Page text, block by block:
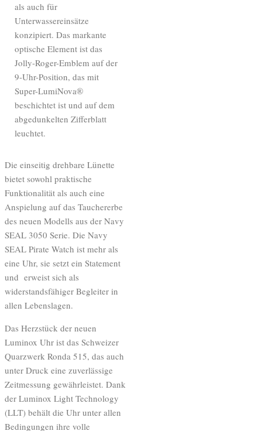
als auch für
Unterwassereinsätze
konzipiert. Das markante
optische Element ist das
Jolly-Roger-Emblem auf der
9-Uhr-Position, das mit
Super-LumiNova®
beschichtet ist und auf dem
abgedunkelten Zifferblatt
leuchtet.
Die einseitig drehbare Lünette
bietet sowohl praktische
Funktionalität als auch eine
Anspielung auf das Tauchererbe
des neuen Modells aus der Navy
SEAL 3050 Serie. Die Navy
SEAL Pirate Watch ist mehr als
eine Uhr, sie setzt ein Statement
und erweist sich als
widerstandsfähiger Begleiter in
allen Lebenslagen.
Das Herzstück der neuen
Luminox Uhr ist das Schweizer
Quarzwerk Ronda 515, das auch
unter Druck eine zuverlässige
Zeitmessung gewährleistet. Dank
der Luminox Light Technology
(LLT) behält die Uhr unter allen
Bedingungen ihre volle